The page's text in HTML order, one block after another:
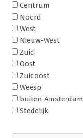
Centrum
Noord
West
Nieuw-West
Zuid
Oost
Zuidoost
Weesp
buiten Amsterdam
Stedelijk